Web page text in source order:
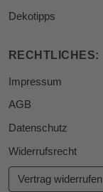
Dekotipps
RECHTLICHES:
Impressum
AGB
Datenschutz
Widerrufsrecht
Vertrag widerrufen